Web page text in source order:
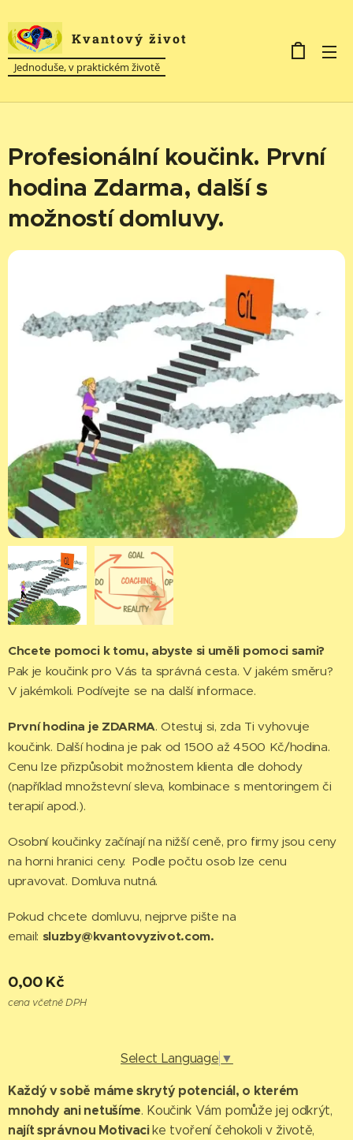
Kvantový život
Jednoduše, v praktickém životě
Profesionální koučink. První
hodina Zdarma, další s
možností domluvy.
Chcete pomoci k tomu, abyste si uměli pomoci sami?
Pak je koučink pro Vás ta správná cesta. V jakém směru?
V jakémkoli. Podívejte se na další informace.
První hodina je ZDARMA. Otestuj si, zda Ti vyhovuje
koučink. Další hodina je pak od 1500 až 4500 Kč/hodina.
Cenu lze přizpůsobit možnostem klienta dle dohody
(například množstevní sleva, kombinace s mentoringem či
terapií apod.).
Osobní koučinky začínají na nižší ceně, pro firmy jsou ceny
na horni hranici ceny. Podle počtu osob lze cenu
upravovat. Domluva nutná.
Pokud chcete domluvu, nejprve pište na
email: sluzby@kvantovyzivot.com.
0,00Kč
cena včetně DPH
Select Language ▼
Každý v sobě máme skrytý potenciál, o kterém
mnohdy ani netušíme. Koučink Vám pomůže jej odkrýt,
najít správnou Motivacike tvoření čehokoli v životě,